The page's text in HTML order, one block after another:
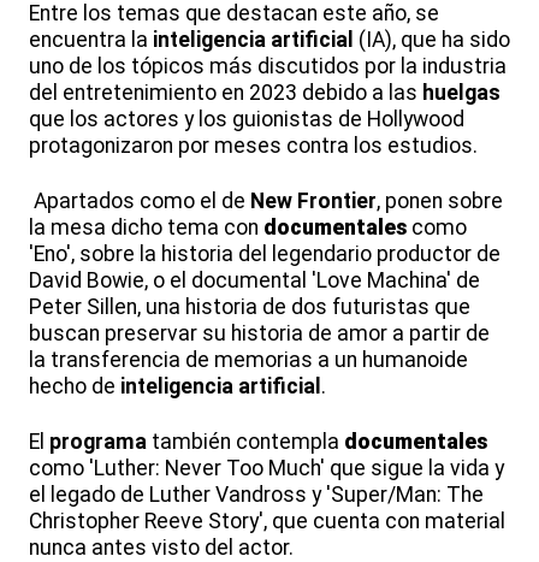
Entre los temas que destacan este año, se
encuentra la inteligencia artificial (IA), que ha sido
uno de los tópicos más discutidos por la industria
del entretenimiento en 2023 debido a las huelgas
que los actores y los guionistas de Hollywood
protagonizaron por meses contra los estudios.
Apartados como el de New Frontier, ponen sobre
la mesa dicho tema con documentales como
'Eno', sobre la historia del legendario productor de
David Bowie, o el documental 'Love Machina' de
Peter Sillen, una historia de dos futuristas que
buscan preservar su historia de amor a partir de
la transferencia de memorias a un humanoide
hecho de inteligencia artificial .
El programa también contempla documentales
como 'Luther: Never Too Much' que sigue la vida y
el legado de Luther Vandross y 'Super/Man: The
Christopher Reeve Story', que cuenta con material
nunca antes visto del actor.